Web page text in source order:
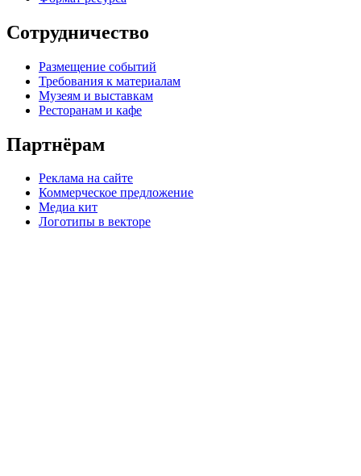
Сотрудничество
Размещение событий
Требования к материалам
Музеям и выставкам
Ресторанам и кафе
Партнёрам
Реклама на сайте
Коммерческое предложение
Медиа кит
Логотипы в векторе